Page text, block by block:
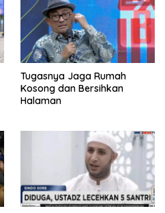
Tugasnya Jaga Rumah
Kosong dan Bersihkan
Halaman